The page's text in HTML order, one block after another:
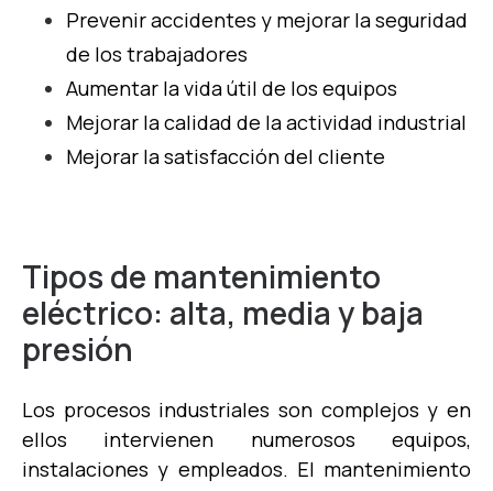
Prevenir accidentes y mejorar la seguridad
de los trabajadores
Aumentar la vida útil de los equipos
Mejorar la calidad de la actividad industrial
Mejorar la satisfacción del cliente
Tipos de mantenimiento
eléctrico: alta, media y baja
presión
Los procesos industriales son complejos y en
ellos intervienen numerosos equipos,
instalaciones y empleados. El mantenimiento